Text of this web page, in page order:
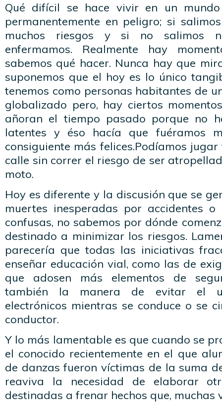
Qué difícil se hace vivir en un
permanentemente en peligro; si
muchos riesgos y si no salimos
enfermamos. Realmente hay
sabemos qué hacer. Nunca hay que
suponemos que el hoy es lo único
tenemos como personas habitantes de
globalizado pero, hay ciertos
añoran el tiempo pasado porque no
latentes y éso hacía que fuéramos
consiguiente más felices.Podíamos
calle sin correr el riesgo de ser
moto.
Hoy es diferente y la discusión que se
muertes inesperadas por accidentes o
confusas, no sabemos por dónde
destinado a minimizar los riesgos.
parecería que todas las iniciativas
enseñar educación vial, como las de
que adosen más elementos de
también la manera de evitar el
electrónicos mientras se conduce o se
conductor.
Y lo más lamentable es que cuando se
el conocido recientemente en el que
de danzas fueron víctimas de la suma
reaviva la necesidad de elaborar
destinadas a frenar hechos que, muchas